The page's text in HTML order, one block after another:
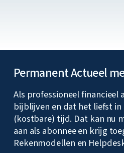
Permanent Actueel
Als professioneel financieel
bijblijven en dat het liefst
(kostbare) tijd. Dat kan nu
aan als abonnee en krijg
Rekenmodellen en